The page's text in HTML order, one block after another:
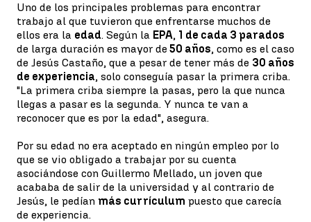
Uno de los principales problemas para encontrar
trabajo al que tuvieron que enfrentarse muchos de
ellos era la edad. Según la EPA, 1 de cada 3 parados
de larga duración es mayor de 50 años, como es el caso
de Jesús Castaño, que a pesar de tener más de 30 años
de experiencia, solo conseguía pasar la primera criba.
"La primera criba siempre la pasas, pero la que nunca
llegas a pasar es la segunda. Y nunca te van a
reconocer que es por la edad", asegura.
Por su edad no era aceptado en ningún empleo por lo
que se vio obligado a trabajar por su cuenta
asociándose con Guillermo Mellado, un joven que
acababa de salir de la universidad y al contrario de
Jesús, le pedían más currículum puesto que carecía
de experiencia.